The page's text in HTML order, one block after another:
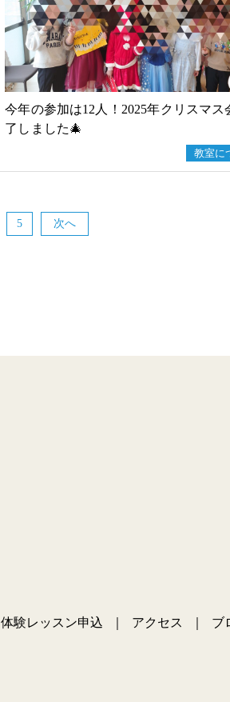
今年の参加は12人！2025年クリスマス
了しました🎄
教室に
5 次へ
体験レッスン申込 アクセス ブ